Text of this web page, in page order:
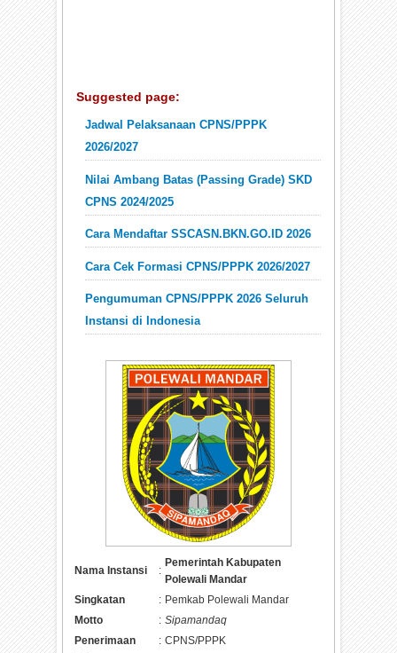
Suggested page:
Jadwal Pelaksanaan CPNS/PPPK
2026/2027
Nilai Ambang Batas (Passing Grade) SKD
CPNS 2024/2025
Cara Mendaftar SSCASN.BKN.GO.ID 2026
Cara Cek Formasi CPNS/PPPK 2026/2027
Pengumuman CPNS/PPPK 2026 Seluruh
Instansi di Indonesia
Nama Instansi :
Pemerintah Kabupaten
Polewali Mandar
Singkatan
: Pemkab Polewali Mandar
Motto
: Sipamandaq
Penerimaan
: CPNS/PPPK